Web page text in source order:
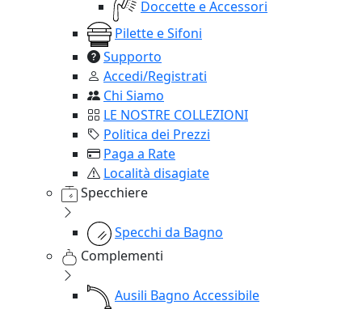
Doccette e Accessori
Pilette e Sifoni
Supporto
Accedi/Registrati
Chi Siamo
LE NOSTRE COLLEZIONI
Politica dei Prezzi
Paga a Rate
Località disagiate
Specchiere
Specchi da Bagno
Complementi
Ausili Bagno Accessibile